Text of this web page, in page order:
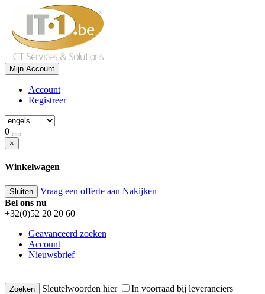
Mijn Account
Account
Registreer
0
×
Winkelwagen
Sluiten Vraag een offerte aan Nakijken
Bel ons nu
+32(0)52 20 20 60
Geavanceerd zoeken
Account
Nieuwsbrief
Sleutelwoorden hier
In voorraad bij leveranciers